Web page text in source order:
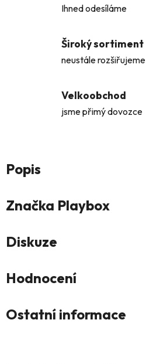
Ihned odesíláme
Široký sortiment
neustále rozšiřujeme
Velkoobchod
jsme přimý dovozce
Popis
Značka Playbox
Diskuze
Hodnocení
Ostatní informace